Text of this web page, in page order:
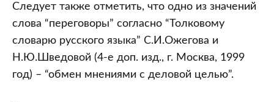
Следует также отметить, что одно из значений
слова “переговоры” согласно “Толковому
словарю русского языка” С.И.Ожегова и
Н.Ю.Шведовой (4-е доп. изд., г. Москва, 1999
год) – “обмен мнениями с деловой целью”.